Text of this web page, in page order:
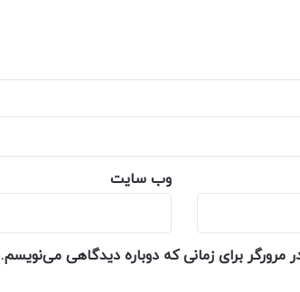
وب‌ سایت
مرورگر برای زمانی که دوباره دیدگاهی می‌نویسم.